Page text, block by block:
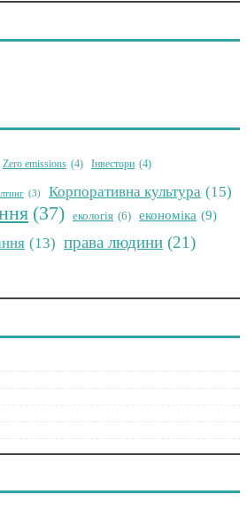
Zero emissions (4) Інвестори (4)
(3) Корпоративна культура (15)
(37) екологія (6) економіка (9)
(13) права людини (21)